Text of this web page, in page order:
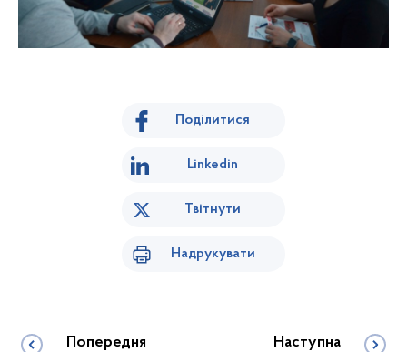
Поділитися
Linkedin
Твітнути
Надрукувати
Попередня Наступна